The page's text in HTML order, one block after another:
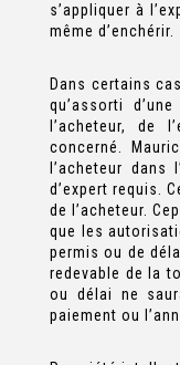
s’appliquer à
même d’enchérir.
Dans certains
qu’assorti
l’acheteur, de
concerné.
l’acheteur
d’expert requis.
de l’acheteur.
que les
permis ou de
redevable de la
ou délai ne
paiement ou